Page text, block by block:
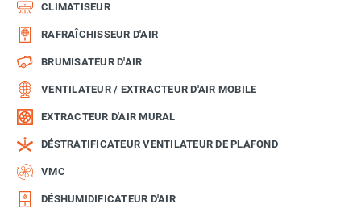
CLIMATISEUR
RAFRAÎCHISSEUR D'AIR
BRUMISATEUR D'AIR
VENTILATEUR / EXTRACTEUR D'AIR MOBILE
EXTRACTEUR D'AIR MURAL
DÉSTRATIFICATEUR VENTILATEUR DE PLAFOND
VMC
DÉSHUMIDIFICATEUR D'AIR